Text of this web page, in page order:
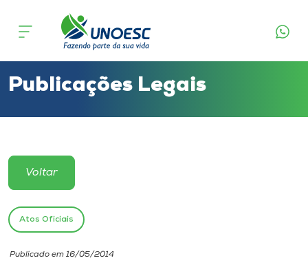
Cursos
Atendimento ao Estudante
Portal de Ensino
Unoesc
Publicações Legais
Voltar
Atos Oficiais
Publicado em 16/05/2014